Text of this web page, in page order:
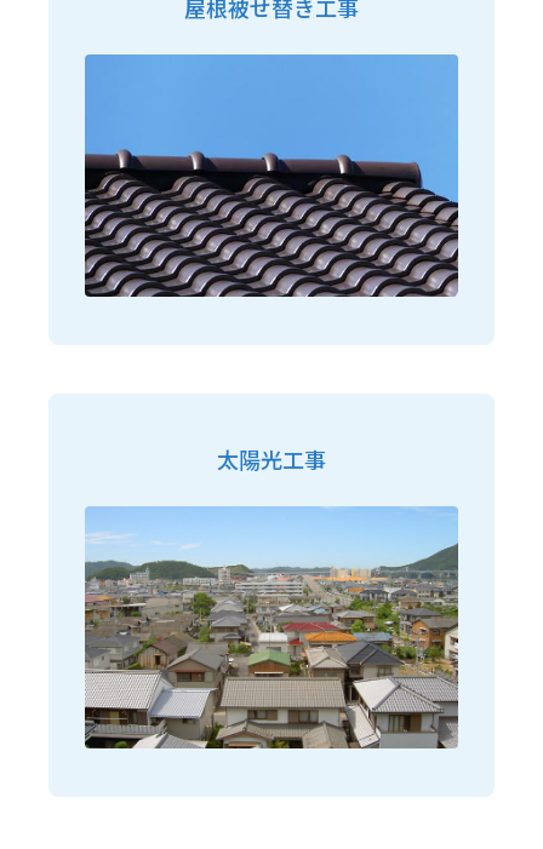
屋根被せ替き工事
太陽光工事